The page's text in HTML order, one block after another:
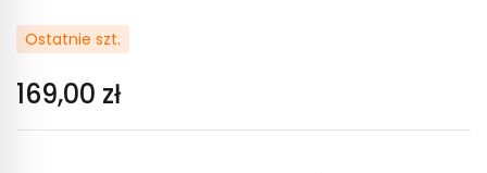
Ostatnie szt.
169,00 zł